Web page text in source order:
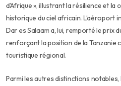
d’Afrique », illustrant la résilience et la
historique du ciel africain. L’aéroport
Dar es Salaam a, lui, remporté le prix
renforçant la position de la Tanzanie
touristique régional.
Parmi les autres distinctions